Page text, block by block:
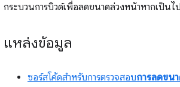
กระบวนการบิวด์เพื่อลดขนาดล่วงหน้าหากเป็นไ
แหล่งข้อมูล
ซอร์สโค้ดสําหรับการตรวจสอบการลดขน